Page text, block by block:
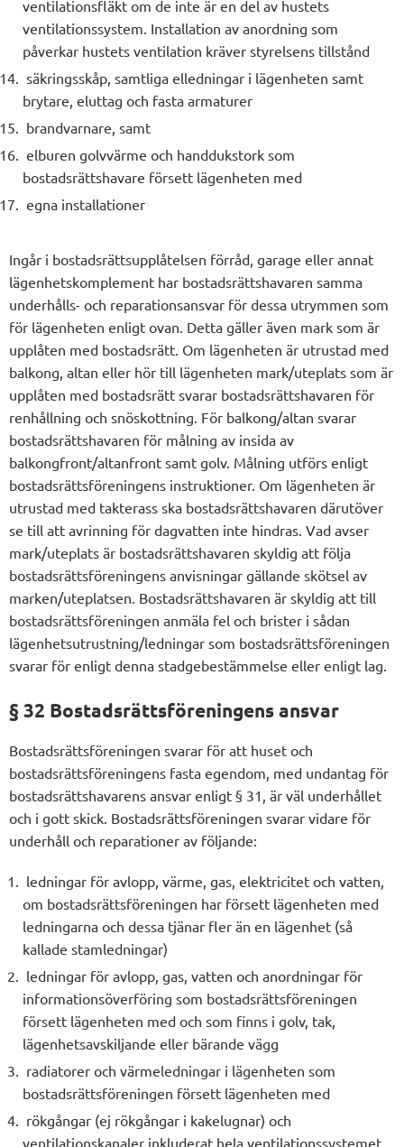
ventilationsfläkt om de inte är en del av hustets
ventilationssystem. Installation av anordning som
påverkar hustets ventilation kräver styrelsens tillstånd
säkringsskåp, samtliga elledningar i lägenheten samt
brytare, eluttag och fasta armaturer
brandvarnare, samt
elburen golvvärme och handdukstork som
bostadsrättshavare försett lägenheten med
egna installationer
Ingår i bostadsrättsupplåtelsen förråd, garage eller annat
lägenhetskomplement har bostadsrättshavaren samma
underhålls- och reparationsansvar för dessa utrymmen som
för lägenheten enligt ovan. Detta gäller även mark som är
upplåten med bostadsrätt. Om lägenheten är utrustad med
balkong, altan eller hör till lägenheten mark/uteplats som är
upplåten med bostadsrätt svarar bostadsrättshavaren för
renhållning och snöskottning. För balkong/altan svarar
bostadsrättshavaren för målning av insida av
balkongfront/altanfront samt golv. Målning utförs enligt
bostadsrättsföreningens instruktioner. Om lägenheten är
utrustad med takterass ska bostadsrättshavaren därutöver
se till att avrinning för dagvatten inte hindras. Vad avser
mark/uteplats är bostadsrättshavaren skyldig att följa
bostadsrättsföreningens anvisningar gällande skötsel av
marken/uteplatsen. Bostadsrättshavaren är skyldig att till
bostadsrättsföreningen anmäla fel och brister i sådan
lägenhetsutrustning/ledningar som bostadsrättsföreningen
svarar för enligt denna stadgebestämmelse eller enligt lag.
§ 32 Bostadsrättsföreningens ansvar
Bostadsrättsföreningen svarar för att huset och
bostadsrättsföreningens fasta egendom, med undantag för
bostadsrättshavarens ansvar enligt § 31, är väl underhållet
och i gott skick. Bostadsrättsföreningen svarar vidare för
underhåll och reparationer av följande:
ledningar för avlopp, värme, gas, elektricitet och vatten,
om bostadsrättsföreningen har försett lägenheten med
ledningarna och dessa tjänar fler än en lägenhet (så
kallade stamledningar)
ledningar för avlopp, gas, vatten och anordningar för
informationsöverföring som bostadsrättsföreningen
försett lägenheten med och som finns i golv, tak,
lägenhetsavskiljande eller bärande vägg
radiatorer och värmeledningar i lägenheten som
bostadsrättsföreningen försett lägenheten med
rökgångar (ej rökgångar i kakelugnar) och
ventilationskanaler inkluderat hela ventilationssystemet